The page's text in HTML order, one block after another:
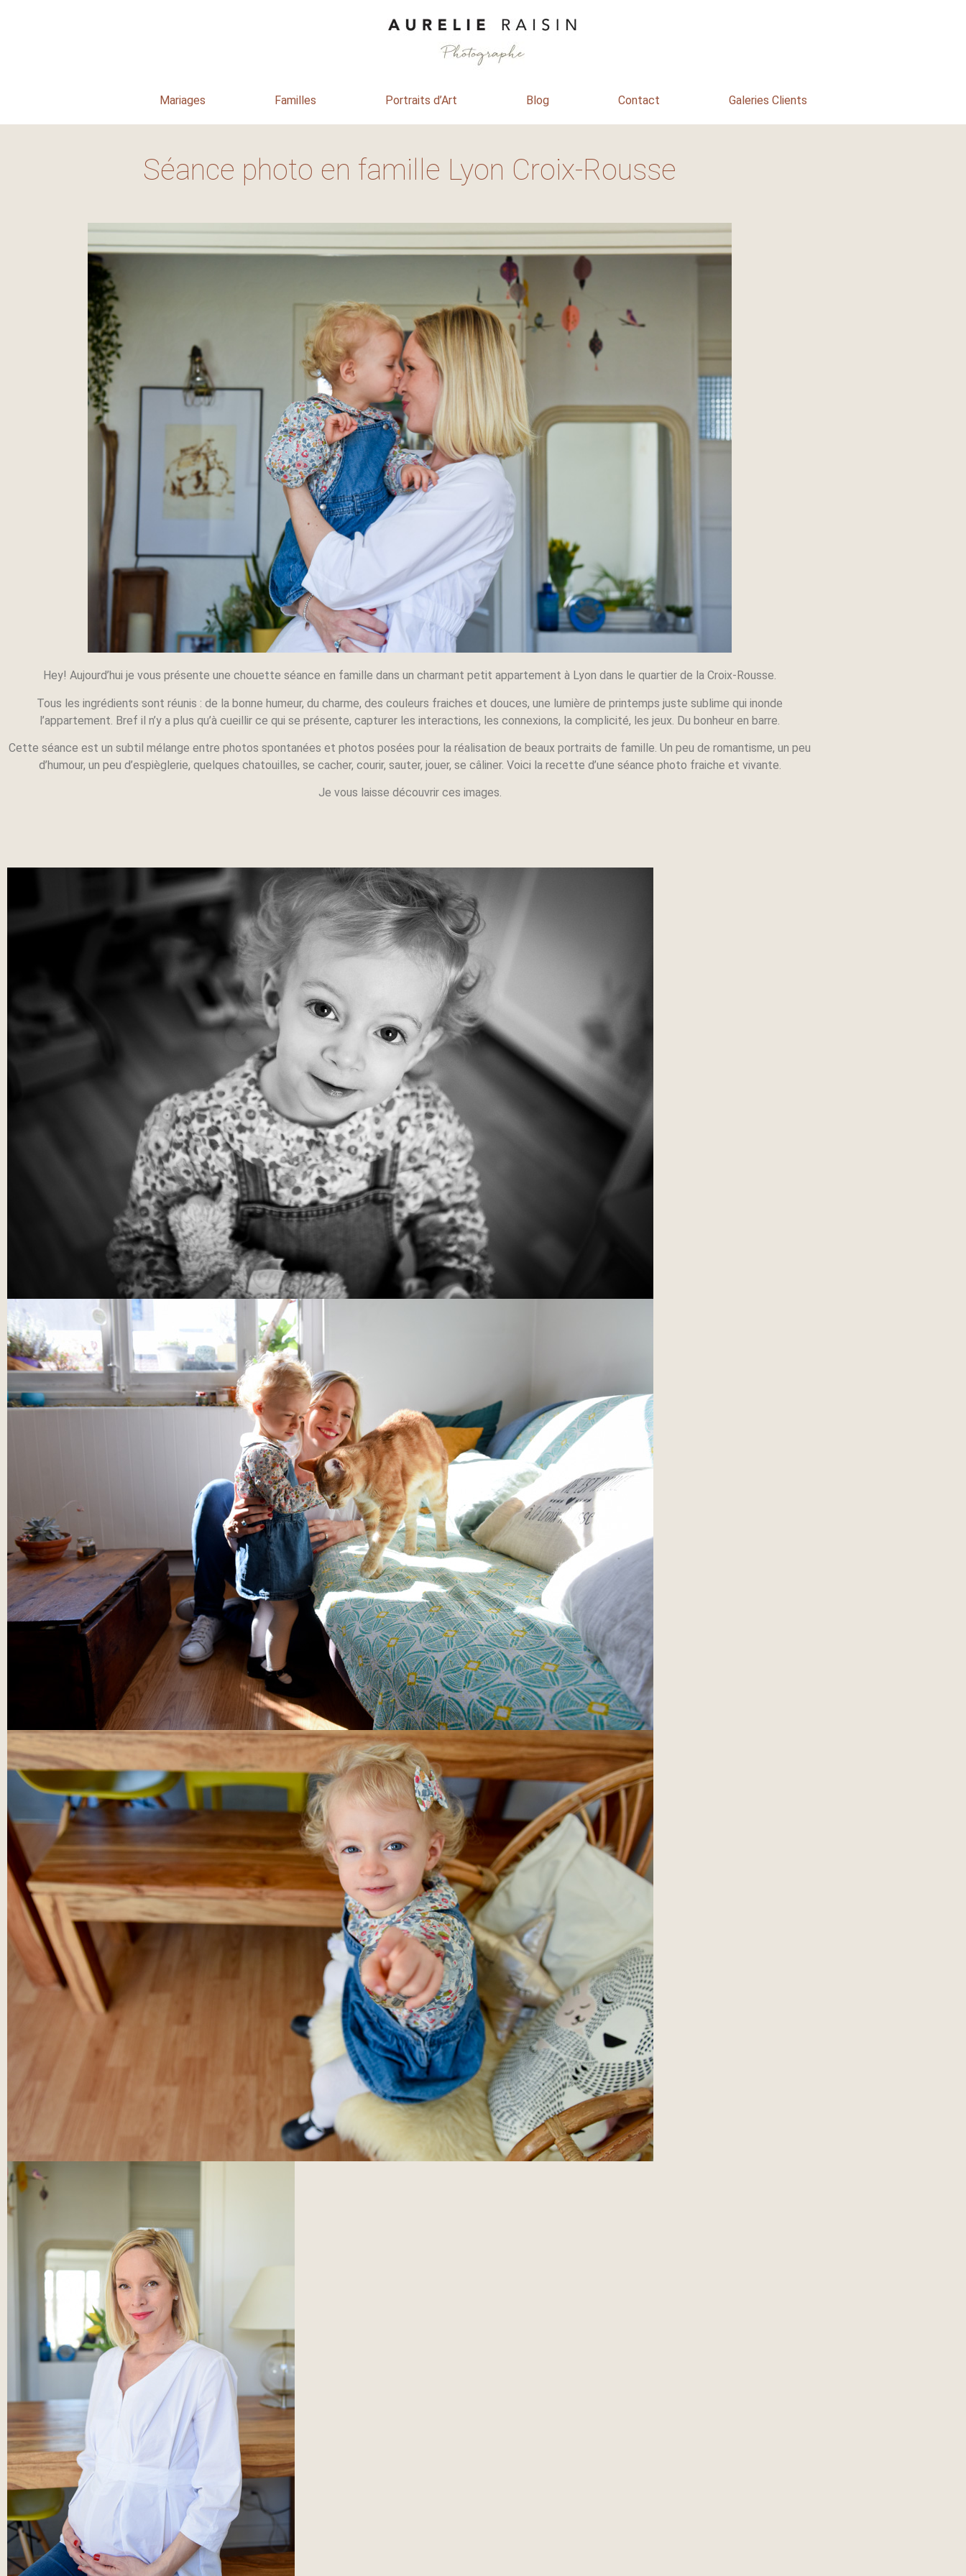
Mariages Familles Portraits d’Art Blog Contact Galeries Clients
Séance photo en famille Lyon Croix-Rousse
Hey! Aujourd’hui je vous présente une chouette séance en famille dans un charmant petit appartement à Lyon dans le quartier de la Croix-Rousse.
Tous les ingrédients sont réunis : de la bonne humeur, du charme, des couleurs fraiches et douces, une lumière de printemps juste sublime qui inonde
l’appartement. Bref il n’y a plus qu’à cueillir ce qui se présente, capturer les interactions, les connexions, la complicité, les jeux. Du bonheur en barre.
Cette séance est un subtil mélange entre photos spontanées et photos posées pour la réalisation de beaux portraits de famille. Un peu de romantisme, un peu
d’humour, un peu d’espièglerie, quelques chatouilles, se cacher, courir, sauter, jouer, se câliner. Voici la recette d’une séance photo fraiche et vivante.
Je vous laisse découvrir ces images.